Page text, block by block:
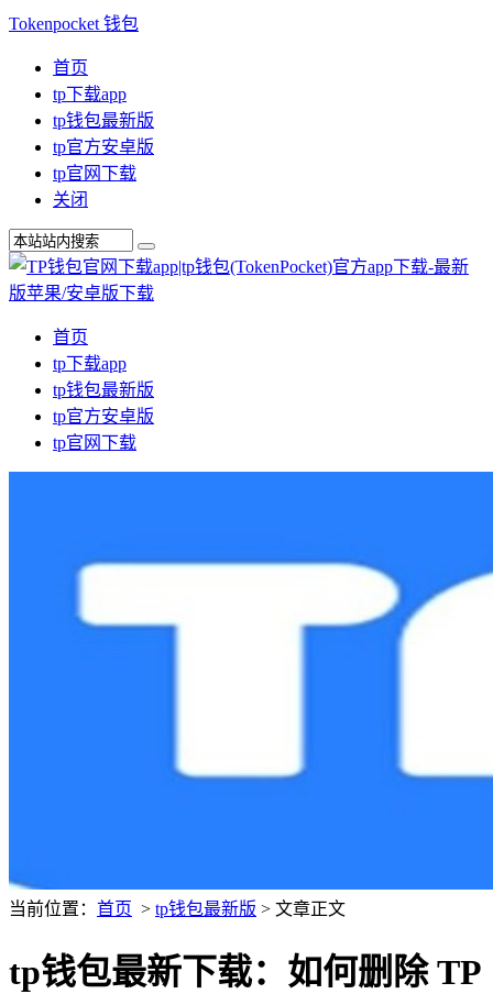
Tokenpocket 钱包
首页
tp下载app
tp钱包最新版
tp官方安卓版
tp官网下载
关闭
首页
tp下载app
tp钱包最新版
tp官方安卓版
tp官网下载
当前位置： 首页 > tp钱包最新版 > 文章正文
tp钱包最新下载：如何删除 TP